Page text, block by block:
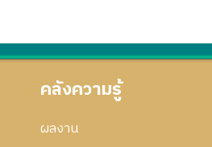
คลังความรู้
ผลงาน